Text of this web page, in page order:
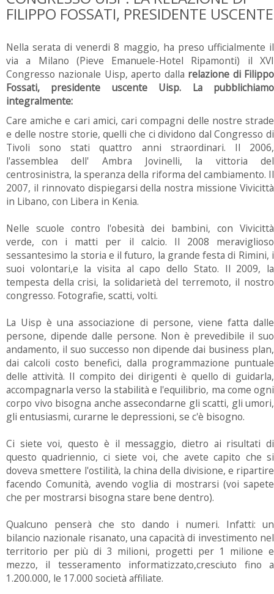
FILIPPO FOSSATI, PRESIDENTE USCENTE
Nella serata di venerdi 8 maggio, ha preso ufficialmente il
via a Milano (Pieve Emanuele-Hotel Ripamonti) il XVI
Congresso nazionale Uisp, aperto dalla relazione di Filippo
Fossati, presidente uscente Uisp. La pubblichiamo
integralmente:
Care amiche e cari amici, cari compagni delle nostre strade
e delle nostre storie, quelli che ci dividono dal Congresso di
Tivoli sono stati quattro anni straordinari. Il 2006,
l'assemblea dell' Ambra Jovinelli, la vittoria del
centrosinistra, la speranza della riforma del cambiamento. Il
2007, il rinnovato dispiegarsi della nostra missione Vivicittà
in Libano, con Libera in Kenia.
Nelle scuole contro l'obesità dei bambini, con Vivicittà
verde, con i matti per il calcio. Il 2008 meraviglioso
sessantesimo la storia e il futuro, la grande festa di Rimini, i
suoi volontari,e la visita al capo dello Stato. Il 2009, la
tempesta della crisi, la solidarietà del terremoto, il nostro
congresso. Fotografie, scatti, volti.
La Uisp è una associazione di persone, viene fatta dalle
persone, dipende dalle persone. Non è prevedibile il suo
andamento, il suo successo non dipende dai business plan,
dai calcoli costo benefici, dalla programmazione puntuale
delle attività. Il compito dei dirigenti è quello di guidarla,
accompagnarla verso la stabilità e l'equilibrio, ma come ogni
corpo vivo bisogna anche assecondarne gli scatti, gli umori,
gli entusiasmi, curarne le depressioni, se c'è bisogno.
Ci siete voi, questo è il messaggio, dietro ai risultati di
questo quadriennio, ci siete voi, che avete capito che si
doveva smettere l'ostilità, la china della divisione, e ripartire
facendo Comunità, avendo voglia di mostrarsi (voi sapete
che per mostrarsi bisogna stare bene dentro).
Qualcuno penserà che sto dando i numeri. Infatti: un
bilancio nazionale risanato, una capacità di investimento nel
territorio per più di 3 milioni, progetti per 1 milione e
mezzo, il tesseramento informatizzato,cresciuto fino a
1.200.000, le 17.000 società affiliate.